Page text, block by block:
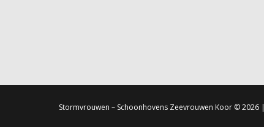
Stormvrouwen – Schoonhovens Zeevrouwen Koor© 2026 |